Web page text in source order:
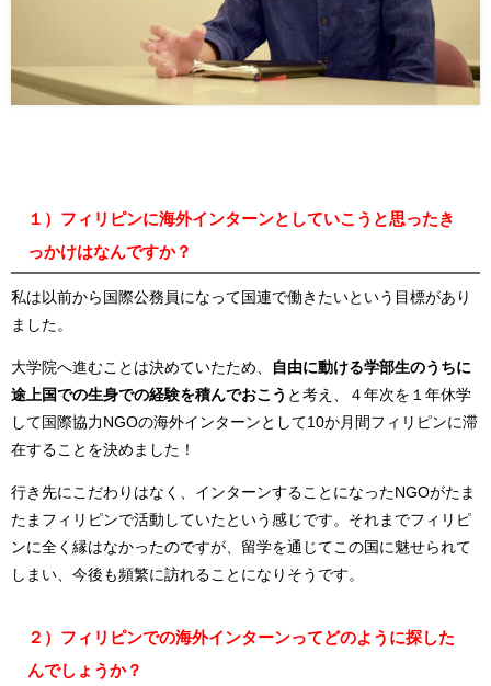
１）フィリピンに海外インターンとしていこうと思ったき
っかけはなんですか？
私は以前から国際公務員 になって国連で働きたいという 目標があり
ました。
大学院へ進むことは決めていたため、
自由に動ける学部生のうちに
途上国での生身での経験を積んでおこう と考え、
４年次を１年休学
して 国際協力 NGOの海外インターンとして10か月間フィリピンに滞
在することを決めました！
行き先にこだわりはなく、インターンすることになった NGOがたま
たまフィリピンで活動していたという感じです。それまでフィリピ
ンに全く縁はなかったのですが、留学を通じてこの国に魅せられて
しまい、今後も頻繁に訪れることになりそうです。
２）フィリピンでの海外インターンってどのように探した
んでしょうか？